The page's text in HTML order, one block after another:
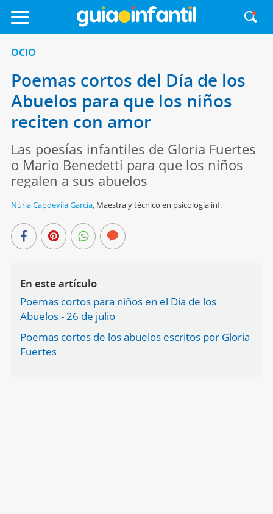
OCIO
Poemas cortos del Día de los
Abuelos para que los niños
reciten con amor
Las poesías infantiles de Gloria Fuertes
o Mario Benedetti para que los niños
regalen a sus abuelos
Núria Capdevila García, Maestra y técnico en psicología inf.
En este artículo
Poemas cortos para niños en el Día de los
Abuelos - 26 de julio
Poemas cortos de los abuelos escritos por Gloria
Fuertes